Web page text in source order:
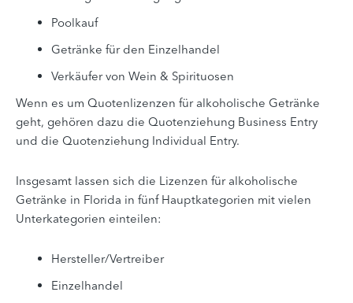
Poolkauf
Getränke für den Einzelhandel
Verkäufer von Wein & Spirituosen
Wenn es um Quotenlizenzen für alkoholische Getränke
geht, gehören dazu die Quotenziehung Business Entry
und die Quotenziehung Individual Entry.
Insgesamt lassen sich die Lizenzen für alkoholische
Getränke in Florida in fünf Hauptkategorien mit vielen
Unterkategorien einteilen:
Hersteller/Vertreiber
Einzelhandel